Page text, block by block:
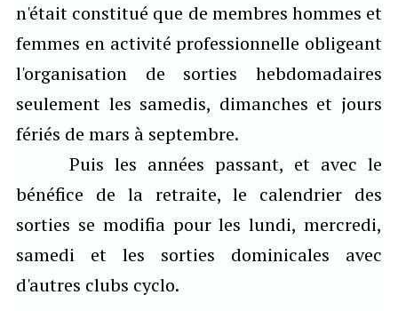
n'était constitué que de membres hommes et
femmes en activité professionnelle obligeant
l'organisation de sorties hebdomadaires
seulement les samedis, dimanches et jours
fériés de mars à septembre.
Puis les années passant, et avec le
bénéfice de la retraite, le calendrier des
sorties se modifia pour les lundi, mercredi,
samedi et les sorties dominicales avec
d'autres clubs cyclo.